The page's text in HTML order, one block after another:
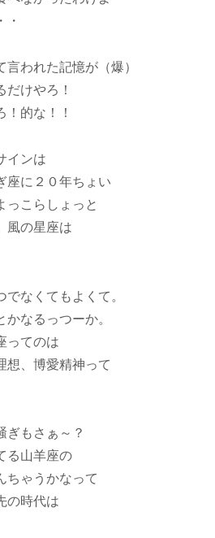
・
われた記憶が（爆）
けやろ！
！的な！！
インは
座に２０年ちょい
っこらしょっと
風の星座は
なくてもよくて。
なるっつーか。
ってのは
想、博愛精神って
ぎもさぁ～？
る山羊座の
ちゃうかなって
の時代は